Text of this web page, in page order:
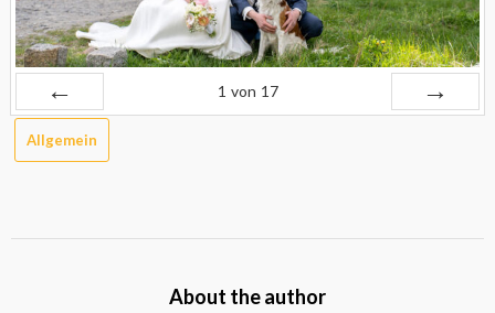
1 von 17
Allgemein
About the author